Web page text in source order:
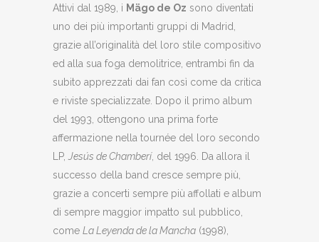
Attivi dal 1989, i Mägo de Oz sono diventati
uno dei più importanti gruppi di Madrid,
grazie all’originalità del loro stile compositivo
ed alla sua foga demolitrice, entrambi fin da
subito apprezzati dai fan così come da critica
e riviste specializzate. Dopo il primo album
del 1993, ottengono una prima forte
affermazione nella tournée del loro secondo
LP, Jesús de Chamberí, del 1996. Da allora il
successo della band cresce sempre più,
grazie a concerti sempre più affollati e album
di sempre maggior impatto sul pubblico,
come La Leyenda de la Mancha (1998),